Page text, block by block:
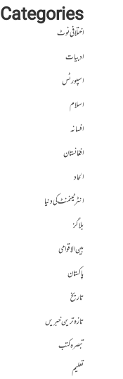
Categories
اختلافی نوٹ
ادبیات
اسپورٹس
اسلام
افسانہ
افغانستان
الحاد
انٹرٹینمنٹ کی دنیا
بلاگز
بین الاقوامی
پاکستان
تاریخ
تازہ ترین خبریں
تبصرہ کتب
تعلیم